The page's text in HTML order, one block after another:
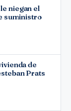
niegan el
suministro
de
Prats